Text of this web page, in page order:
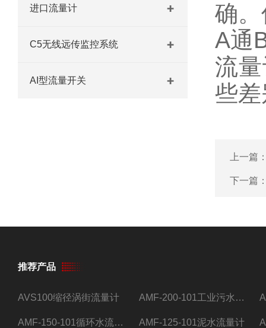
进口流量计
C5无线远传监控系统
AI型流量开关
确
A通
流
些
上一篇
下一篇
推荐产品
AVS100缩径涡街流量计 AMF-200-101工业污水流量计
AMF-150-101循环水流量计,电磁流量计 AMF-125-101泥水流量计